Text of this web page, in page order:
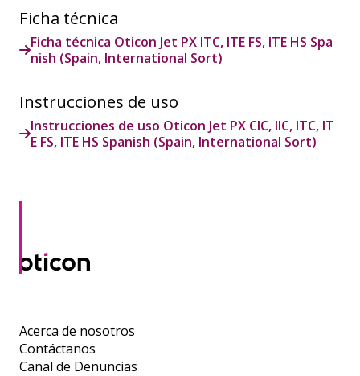
Ficha técnica
Ficha técnica Oticon Jet PX ITC, ITE FS, ITE HS Spa
nish (Spain, International Sort)
Instrucciones de uso
Instrucciones de uso Oticon Jet PX CIC, IIC, ITC, IT
E FS, ITE HS Spanish (Spain, International Sort)
Acerca de nosotros
Contáctanos
Canal de Denuncias